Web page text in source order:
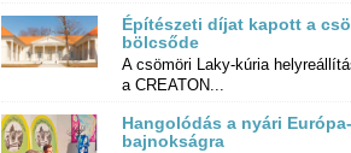
Építészeti díjat kapott a
bölcsőde
A csömöri Laky-kúria
a CREATON...
Hangolódás a nyári Európa-
bajnokságra